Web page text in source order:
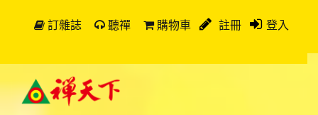
訂雜誌 聽禪 購物車 註冊 登入